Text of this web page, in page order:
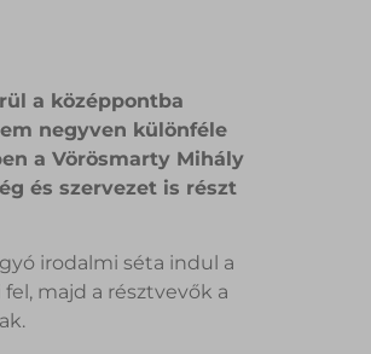
a középpontba
negyven különféle
a Vörösmarty Mihály
és szervezet is részt
irodalmi séta indul a
majd a résztvevők a